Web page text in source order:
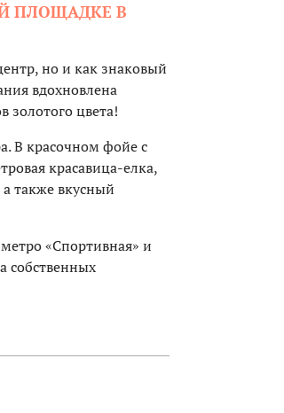
ПЛОЩАДКЕ В
но и как знаковый
вдохновлена
золотого цвета!
В красочном фойе с
красавица-елка,
также вкусный
«Спортивная» и
собственных